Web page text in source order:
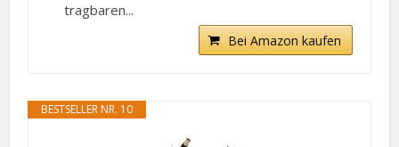
tragbaren...
Bei Amazon kaufen
BESTSELLER NR. 10